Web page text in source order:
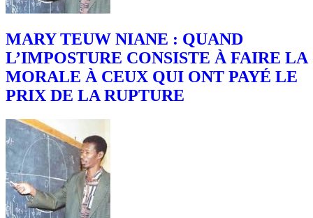
MARY TEUW NIANE : QUAND
L’IMPOSTURE CONSISTE À FAIRE LA
MORALE À CEUX QUI ONT PAYÉ LE
PRIX DE LA RUPTURE